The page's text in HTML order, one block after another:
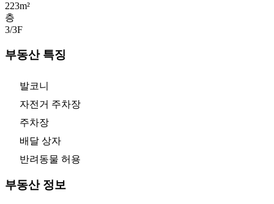
223m²
층
3/3F
부동산 특징
발코니
자전거 주차장
주차장
배달 상자
반려동물 허용
부동산 정보